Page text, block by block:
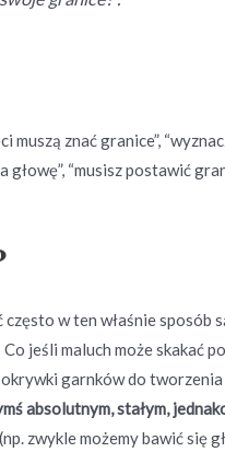
muszą znać granice”,
“musisz postawić
w ten właśnie sposób
jeśli maluch może skakać
garnków do tworzenia
absolutnym, stałym,
(np. zwykle możemy bawić się